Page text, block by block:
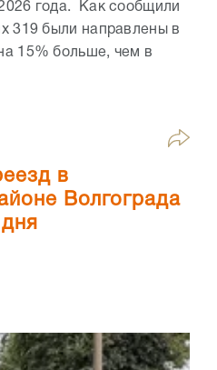
года. Как сообщили
319 были направлены в
15% больше, чем в
в
Волгограда